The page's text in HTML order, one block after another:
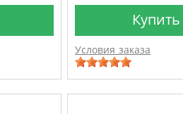
Купить
Условия заказа